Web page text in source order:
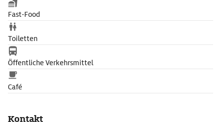
Fast-Food
Toiletten
Öffentliche Verkehrsmittel
Café
Kontakt